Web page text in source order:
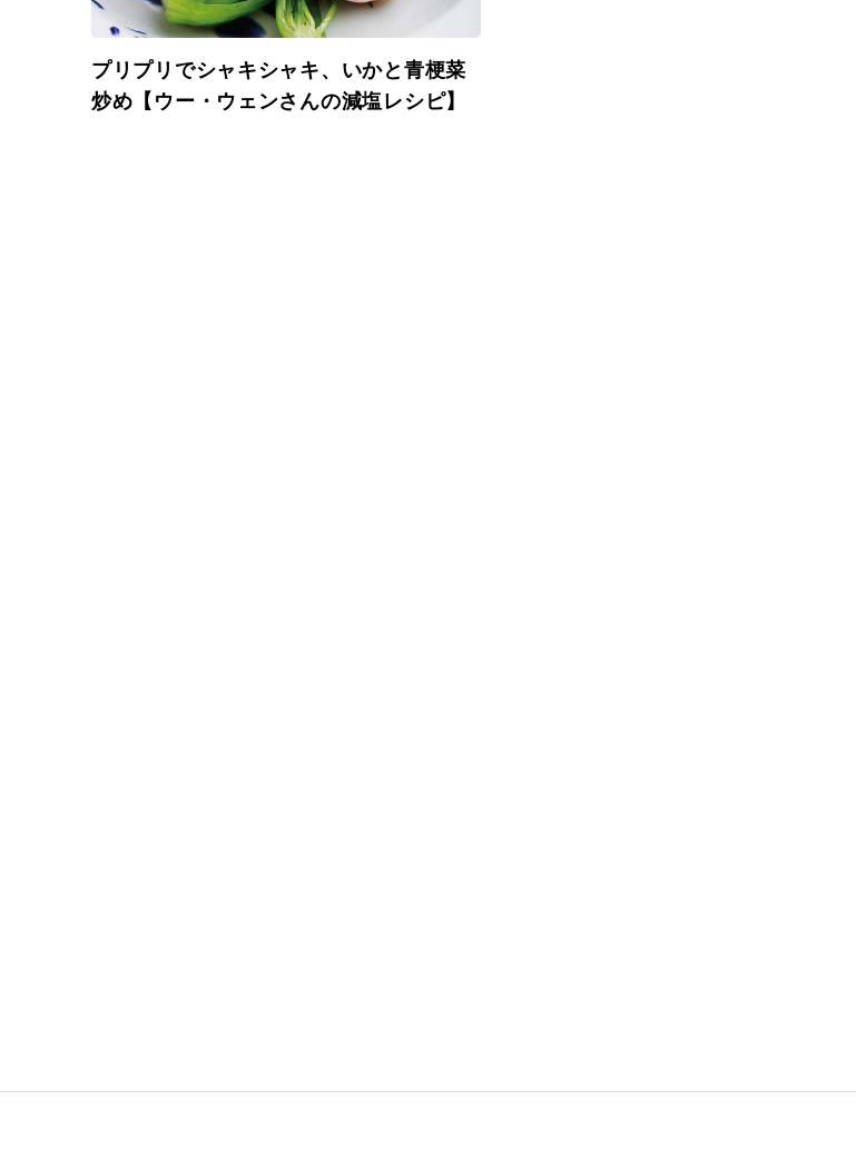
プリプリでシャキシャキ、いかと青梗菜
炒め【ウー・ウェンさんの減塩レシピ】